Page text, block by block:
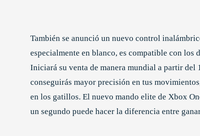
También se anunció un nuevo control
especialmente en blanco, es compatible con
Iniciará su venta de manera mundial a partir
conseguirás mayor precisión en tus
en los gatillos. El nuevo mando elite de Xbox
un segundo puede hacer la diferencia entre